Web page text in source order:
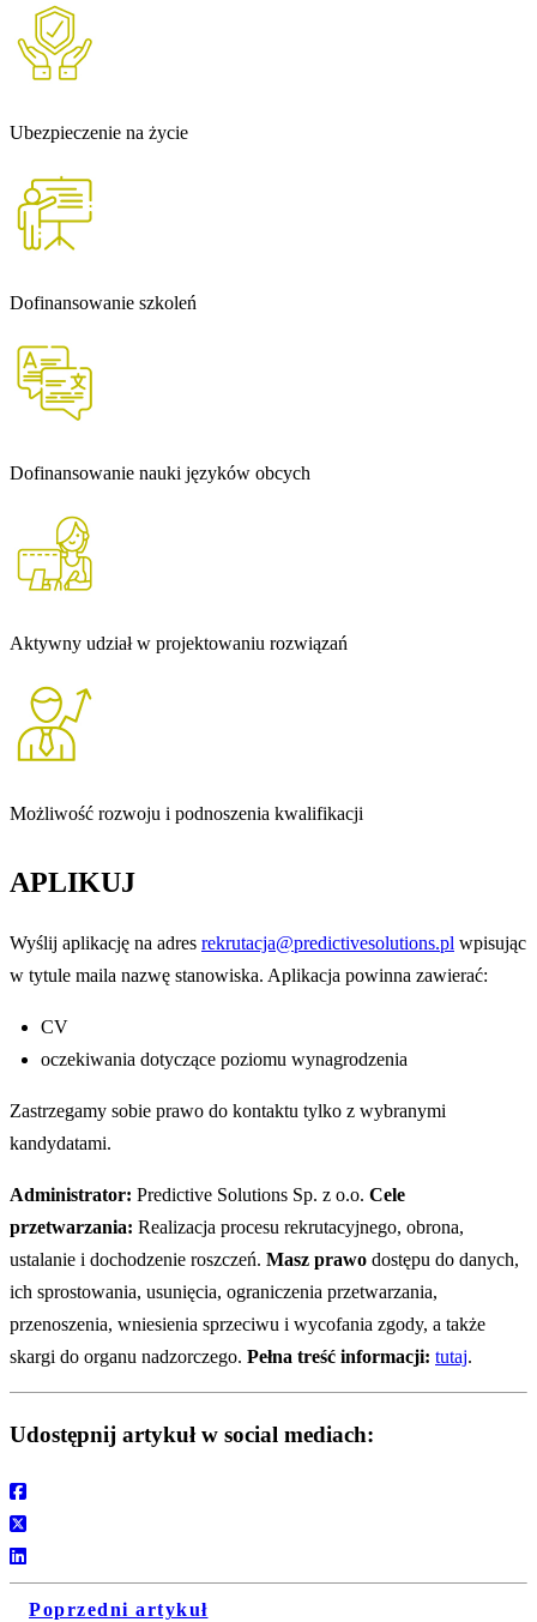
Ubezpieczenie na życie
Dofinansowanie szkoleń
Dofinansowanie nauki języków obcych
Aktywny udział w projektowaniu rozwiązań
Możliwość rozwoju i podnoszenia kwalifikacji
APLIKUJ
Wyślij aplikację na adres rekrutacja@predictivesolutions.pl wpisując
w tytule maila nazwę stanowiska. Aplikacja powinna zawierać:
CV
oczekiwania dotyczące poziomu wynagrodzenia
Zastrzegamy sobie prawo do kontaktu tylko z wybranymi
kandydatami.
Administrator: Predictive Solutions Sp. z o.o. Cele
przetwarzania: Realizacja procesu rekrutacyjnego, obrona,
ustalanie i dochodzenie roszczeń. Masz prawo dostępu do danych,
ich sprostowania, usunięcia, ograniczenia przetwarzania,
przenoszenia, wniesienia sprzeciwu i wycofania zgody, a także
skargi do organu nadzorczego. Pełna treść informacji: tutaj.
Udostępnij artykuł w social mediach:
Poprzedni artykuł